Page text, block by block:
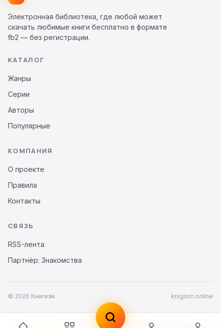
Электронная библиотека, где любой может
скачать любимые книги бесплатно в формате
fb2 — без регистрации.
КАТАЛОГ
Жанры
Серии
Авторы
Популярные
КОМПАНИЯ
О проекте
Правила
Контакты
СВЯЗЬ
RSS-лента
Партнёр: Знакомства
© 2026 Книгизм knigism.online